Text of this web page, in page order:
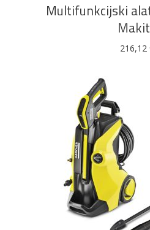
Multifunkcijski
216,12
DODAJ U